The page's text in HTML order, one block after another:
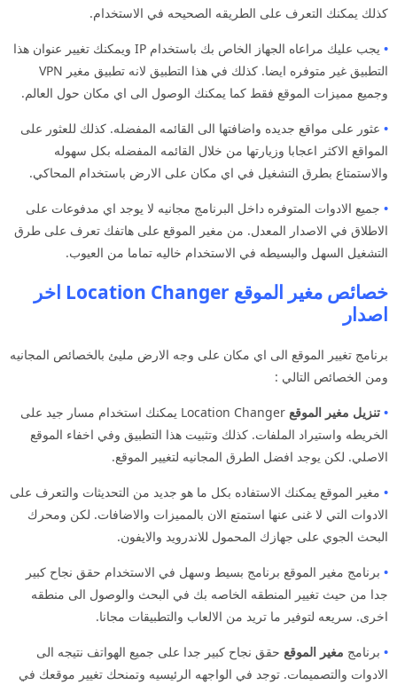
كذلك يمكنك التعرف على الطريقه الصحيحه في الاستخدام.
•
يجب عليك مراعاه الجهاز الخاص بك باستخدام IP ويمكنك تغيير عنوان هذا
التطبيق غير متوفره ايضا. كذلك في هذا التطبيق لانه تطبيق مغير VPN
وجميع مميزات الموقع فقط كما يمكنك الوصول الى اي مكان حول العالم.
• عثور على مواقع جديده واضافتها الى القائمه المفضله. كذلك للعثور على
المواقع الاكثر اعجابا وزيارتها من خلال القائمه المفضله بكل سهوله
والاستمتاع بطرق التشغيل في اي مكان على الارض باستخدام المحاكي.
• جميع الادوات المتوفره داخل البرنامج مجانيه لا يوجد اي مدفوعات على
الاطلاق في الاصدار المعدل. من مغير الموقع على هاتفك تعرف على طرق
التشغيل السهل والبسيطه في الاستخدام خاليه تماما من العيوب.
خصائص مغير الموقع Location Changer اخر
اصدار
برنامج تغيير الموقع الى اي مكان على وجه الارض مليئ بالخصائص المجانيه
ومن الخصائص التالي :
• تنزيل مغير الموقع
Location Changer يمكنك استخدام مسار جيد على
الخريطه واستيراد الملفات. كذلك وتثبيت هذا التطبيق وفي اخفاء الموقع
الاصلي. لكن يوجد افضل الطرق المجانيه لتغيير الموقع.
• مغير الموقع يمكنك الاستفاده بكل ما هو جديد من التحديثات والتعرف على
الادوات التي لا غنى عنها استمتع الان بالمميزات والاضافات. لكن ومحرك
البحث الجوي على جهازك المحمول للاندرويد والايفون.
• برنامج مغير الموقع برنامج بسيط وسهل في الاستخدام حقق نجاح كبير
جدا من حيث تغيير المنطقه الخاصه بك في البحث والوصول الى منطقه
اخرى. سريعه لتوفير ما تريد من الالعاب والتطبيقات مجانا.
• برنامج مغير الموقع حقق نجاح كبير جدا على جميع الهواتف نتيجه الى
الادوات والتصميمات. توجد في الواجهه الرئيسيه وتمنحك تغيير موقعك في